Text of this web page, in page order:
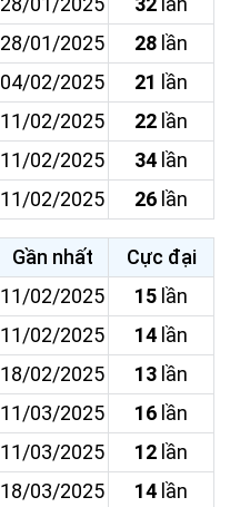
28/01/2025 28 lần
04/02/2025 21 lần
11/02/2025 22 lần
11/02/2025 34 lần
11/02/2025 26 lần
Gần nhất
Cực đại
11/02/2025 15 lần
11/02/2025 14 lần
18/02/2025 13 lần
11/03/2025 16 lần
11/03/2025 12 lần
18/03/2025 14 lần